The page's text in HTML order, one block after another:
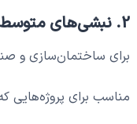
2. نبشی‌های متوسط (ضخامت ۵ تا ۸ میلی‌متر):
برای ساختمان‌سازی و
مناسب برای پروژه‌هایی